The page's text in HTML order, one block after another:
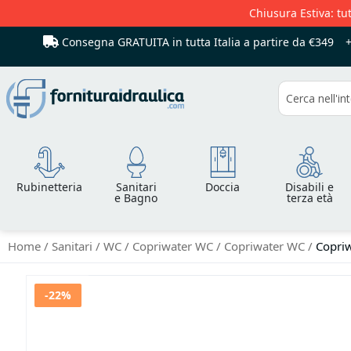
Chiusura Estiva:
Consegna GRATUITA in tutta Italia a partire da €349
Cerca
Rubinetteria Sanitari
e Bagno
Doccia Disabili e
terza età
Home Sanitari WC Copriwater WC Copriwater WC
Vai
-22%